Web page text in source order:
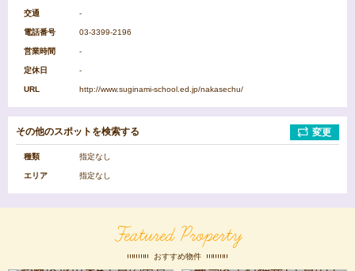
交通 -
電話番号 03-3399-2196
営業時間 -
定休日 -
URL http://www.suginami-school.ed.jp/nakasechu/
その他のスポットを検索する 変更
種類 指定なし
エリア 指定なし
Featured Property
おすすめ物件
ー
マ
ー
ケ
ッ
ト
学
校
学
校
エ
ア
を
選
択